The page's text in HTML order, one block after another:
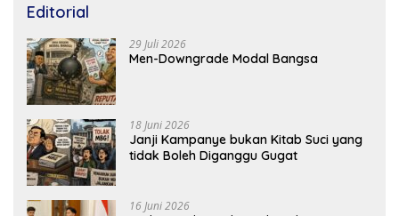
Editorial
29 Juli 2026
Men-Downgrade Modal Bangsa
18 Juni 2026
Janji Kampanye bukan Kitab Suci yang
tidak Boleh Diganggu Gugat
16 Juni 2026